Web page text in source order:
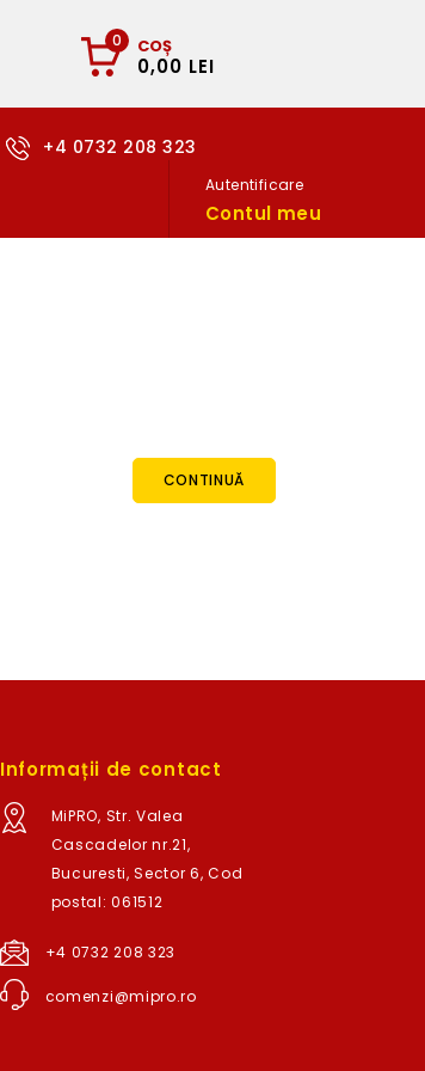
0 COȘ
0,00 LEI
+4 0732 208 323
Autentificare
Contul meu
CONTINUĂ
Informații de contact
MiPRO, Str. Valea
Cascadelor nr.21,
Bucuresti, Sector 6, Cod
postal: 061512
+4 0732 208 323
comenzi@mipro.ro